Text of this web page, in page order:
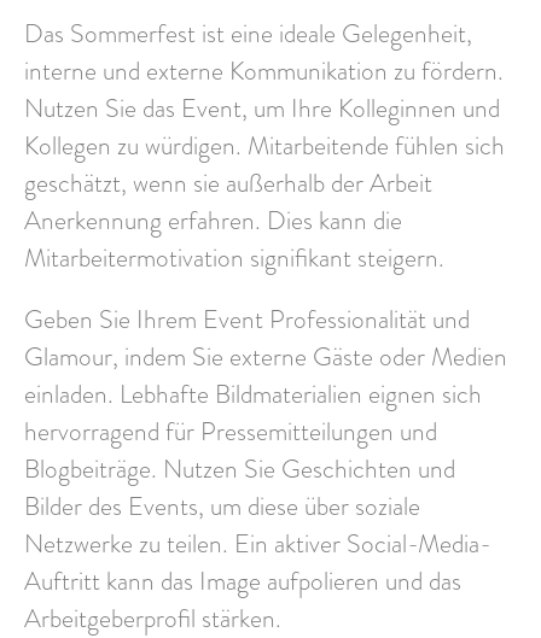
Das Sommerfest ist eine ideale Gelegenheit,
interne und externe Kommunikation zu fördern.
Nutzen Sie das Event, um Ihre Kolleginnen und
Kollegen zu würdigen. Mitarbeitende fühlen sich
geschätzt, wenn sie außerhalb der Arbeit
Anerkennung erfahren. Dies kann die
Mitarbeitermotivation signifikant steigern.
Geben Sie Ihrem Event Professionalität und
Glamour, indem Sie externe Gäste oder Medien
einladen. Lebhafte Bildmaterialien eignen sich
hervorragend für Pressemitteilungen und
Blogbeiträge. Nutzen Sie Geschichten und
Bilder des Events, um diese über soziale
Netzwerke zu teilen. Ein aktiver Social-Media-
Auftritt kann das Image aufpolieren und das
Arbeitgeberprofil stärken.